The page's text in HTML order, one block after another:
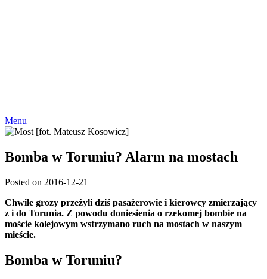
Menu
Bomba w Toruniu? Alarm na mostach
Posted on 2016-12-21
Chwile grozy przeżyli dziś pasażerowie i kierowcy zmierzający
z i do Torunia. Z powodu doniesienia o rzekomej bombie na
moście kolejowym wstrzymano ruch na mostach w naszym
mieście.
Bomba w Toruniu?